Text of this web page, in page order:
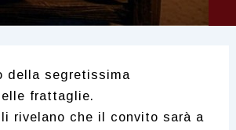
della segretissima
frattaglie.
rivelano che il convito sarà a